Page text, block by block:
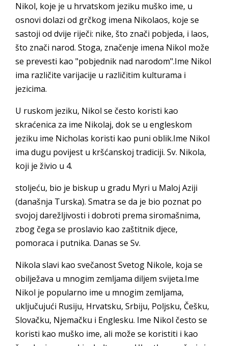
Nikol, koje je u hrvatskom jeziku muško ime, u
osnovi dolazi od grčkog imena Nikolaos, koje se
sastoji od dvije riječi: nike, što znači pobjeda, i laos,
što znači narod. Stoga, značenje imena Nikol može
se prevesti kao "pobjednik nad narodom".Ime Nikol
ima različite varijacije u različitim kulturama i
jezicima.
U ruskom jeziku, Nikol se često koristi kao
skraćenica za ime Nikolaj, dok se u engleskom
jeziku ime Nicholas koristi kao puni oblik.Ime Nikol
ima dugu povijest u kršćanskoj tradiciji. Sv. Nikola,
koji je živio u 4.
stoljeću, bio je biskup u gradu Myri u Maloj Aziji
(današnja Turska). Smatra se da je bio poznat po
svojoj darežljivosti i dobroti prema siromašnima,
zbog čega se proslavio kao zaštitnik djece,
pomoraca i putnika. Danas se Sv.
Nikola slavi kao svečanost Svetog Nikole, koja se
obilježava u mnogim zemljama diljem svijeta.Ime
Nikol je popularno ime u mnogim zemljama,
uključujući Rusiju, Hrvatsku, Srbiju, Poljsku, Češku,
Slovačku, Njemačku i Englesku. Ime Nikol često se
koristi kao muško ime, ali može se koristiti i kao